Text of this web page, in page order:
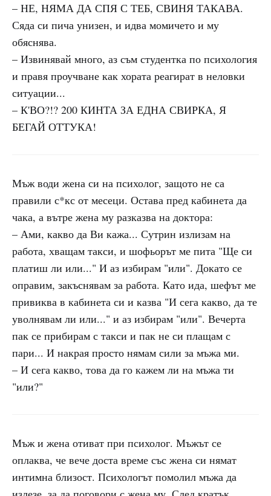
– НЕ, НЯМА ДА СПЯ С ТЕБ, СВИНЯ ТАКАВА.
Сяда си пича унизен, и идва момичето и му
обяснява.
– Извинявай много, аз съм студентка по психология
и правя проучване как хората реагират в неловки
ситуации...
– К'ВО?!? 200 КИНТА ЗА ЕДНА СВИРКА, Я
БЕГАЙ ОТТУКА!
Мъж води жена си на психолог, защото не са
правили с*кс от месеци. Остава пред кабинета да
чака, а вътре жена му разказва на доктора:
– Ами, какво да Ви кажа... Сутрин излизам на
работа, хващам такси, и шофьорът ме пита "Ще си
платиш ли или..." И аз избирам "или". Докато се
оправим, закъснявам за работа. Като ида, шефът ме
привиква в кабинета си и казва "И сега какво, да те
уволнявам ли или..." и аз избирам "или". Вечерта
пак се прибирам с такси и пак не си плащам с
пари... И накрая просто нямам сили за мъжа ми.
– И сега какво, това да го кажем ли на мъжа ти
"или?"
Мъж и жена отиват при психолог. Мъжът се
оплаква, че вече доста време със жена си нямат
интимна близост. Психологът помолил мъжа да